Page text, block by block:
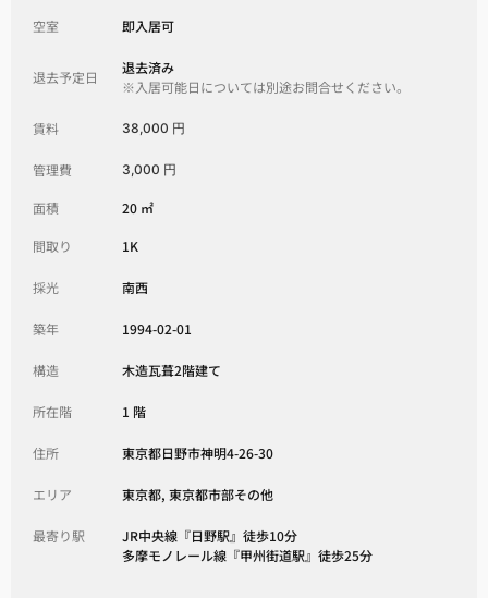
空室 即入居可
退去予定日
退去済み
※入居可能日については別途お問合せください。
賃料 38,000 円
管理費 3,000 円
面積 20 ㎡
間取り 1K
採光 南西
築年 1994-02-01
構造 木造瓦葺2階建て
所在階 1 階
住所 東京都日野市神明4-26-30
エリア 東京都, 東京都市部その他
最寄り駅
JR中央線『日野駅』徒歩10分
多摩モノレール線『甲州街道駅』徒歩25分